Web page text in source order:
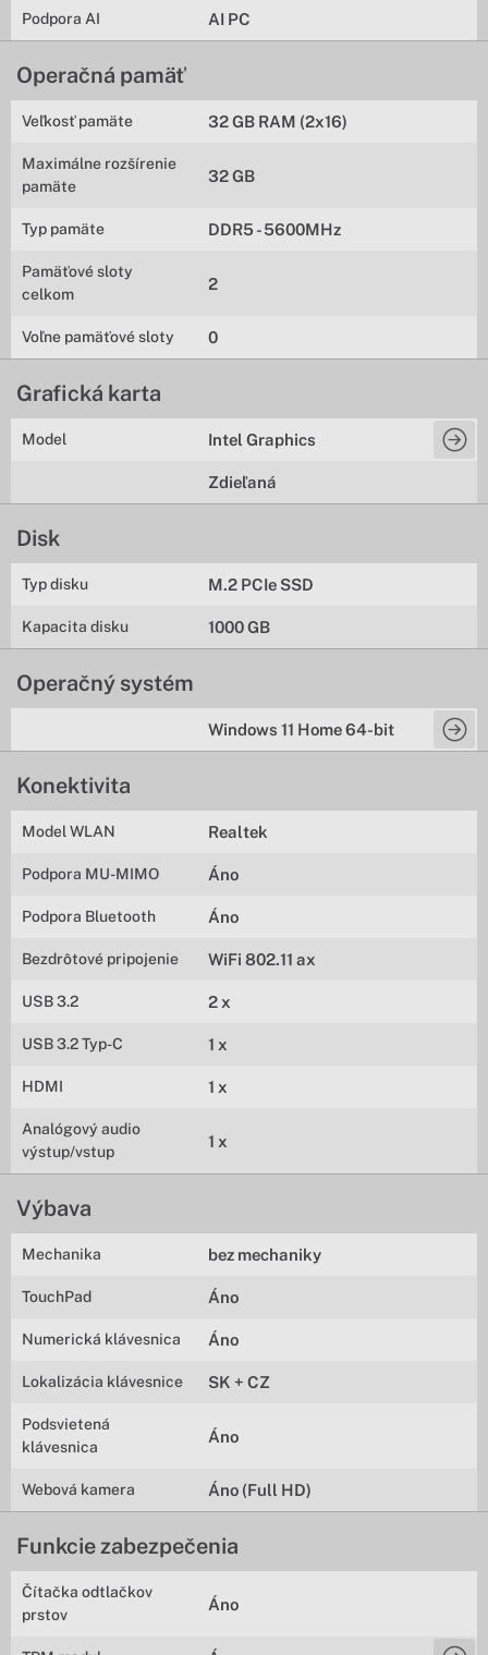
Podpora AI AI PC
Operačná pamäť
Veľkosť pamäte 32 GB RAM (2x16)
Maximálne rozšírenie
pamäte
32 GB
Typ pamäte DDR5 - 5600MHz
Pamäťové sloty
celkom
2
Voľne pamäťové sloty 0
Grafická karta
Model Intel Graphics
Zdieľaná
Disk
Typ disku M.2 PCIe SSD
Kapacita disku 1000 GB
Operačný systém
Windows 11 Home 64-bit
Konektivita
Model WLAN Realtek
Podpora MU-MIMO Áno
Podpora Bluetooth Áno
Bezdrôtové pripojenie WiFi 802.11 ax
USB 3.2 2 x
USB 3.2 Typ-C 1 x
HDMI 1 x
Analógový audio
výstup/vstup
1 x
Výbava
Mechanika bez mechaniky
TouchPad Áno
Numerická klávesnica Áno
Lokalizácia klávesnice SK + CZ
Podsvietená
klávesnica
Áno
Webová kamera Áno (Full HD)
Funkcie zabezpečenia
Čítačka odtlačkov
prstov
Áno